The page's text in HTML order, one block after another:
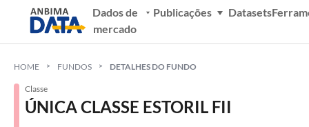
Dados de
mercado
Publicações Datasets
HOME FUNDOS DETALHES DO FUNDO
Classe
ÚNICA CLASSE ESTORIL FII